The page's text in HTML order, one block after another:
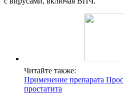
Читайте также:
Применение препарата
простатита